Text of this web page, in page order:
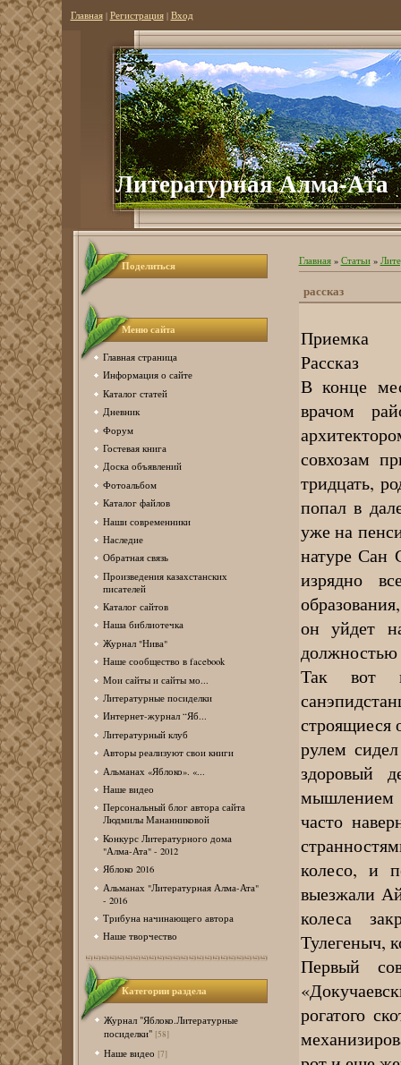
Главная| Регистрация| Вход
Литературная Алма-Ата
Поделиться
Меню сайта
Главная страница
Информация о сайте
Каталог статей
Дневник
Форум
Гостевая книга
Доска объявлений
Фотоальбом
Каталог файлов
Наши современники
Наследие
Обратная связь
Произведения казахстанских
писателей
Каталог сайтов
Наша библиотечка
Журнал "Нива"
Наше сообщество в facebook
Мои сайты и сайты мо...
Литературные посиделки
Интернет-журнал “Яб...
Литературный клуб
Авторы реализуют свои книги
Альманах «Яблоко». «...
Наше видео
Персональный блог автора сайта
Людмилы Мананниковой
Конкурс Литературного дома
"Алма-Ата" - 2012
Яблоко 2016
Альманах "Литературная Алма-Ата"
- 2016
Трибуна начинающего автора
Наше творчество
Категории раздела
Журнал "Яблоко.Литературные
посиделки" [58]
Наше видео [7]
Главная» Статьи»
рассказ
Приемка
Рассказ
В конце
врачом
совхозам
тридцать,
попал в
уже на
натуре Сан
изрядно
он уйдет
должностью
Так вот
строящиеся
рулем
здоровый
мышлением
часто
колесо, и
выезжали
колеса
Тулегеныч,
Первый
рогатого